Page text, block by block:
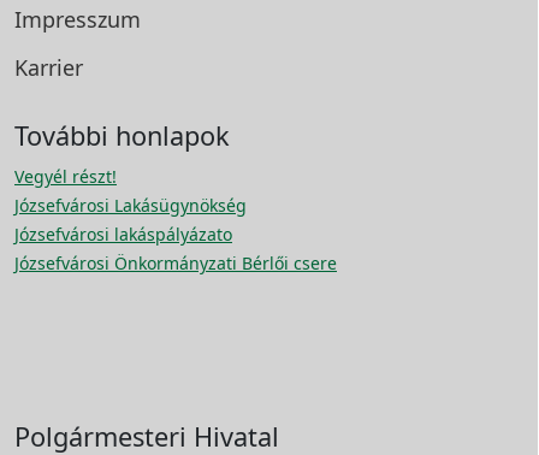
Impresszum
Karrier
További honlapok
Vegyél részt!
Józsefvárosi Lakásügynökség
Józsefvárosi lakáspályázato
Józsefvárosi Önkormányzati Bérlői csere
Polgármesteri Hivatal